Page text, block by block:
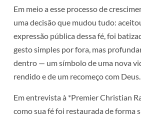
Em meio a esse processo de
uma decisão que mudou tudo:
expressão pública dessa fé, foi
gesto simples por fora, mas
dentro — um símbolo de uma nova
rendido e de um recomeço com Deus.
Em entrevista à *Premier Christian
como sua fé foi restaurada de forma